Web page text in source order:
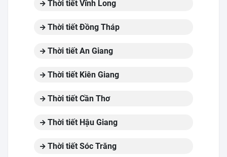
Thời tiết Vĩnh Long
Thời tiết Đồng Tháp
Thời tiết An Giang
Thời tiết Kiên Giang
Thời tiết Cần Thơ
Thời tiết Hậu Giang
Thời tiết Sóc Trăng